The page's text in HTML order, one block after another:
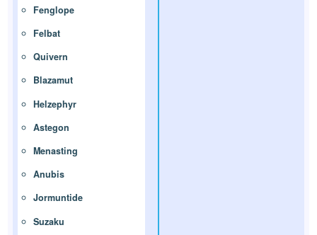
Fenglope
Felbat
Quivern
Blazamut
Helzephyr
Astegon
Menasting
Anubis
Jormuntide
Suzaku